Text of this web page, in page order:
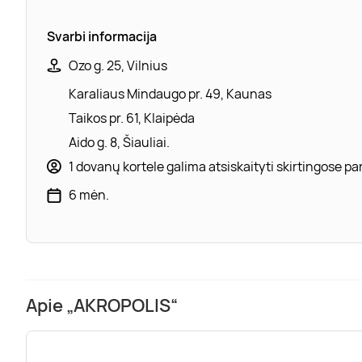
Svarbi informacija
Ozo g. 25, Vilnius
Karaliaus Mindaugo pr. 49, Kaunas
Taikos pr. 61, Klaipėda
Aido g. 8, Šiauliai.
1 dovanų kortele galima atsiskaityti skirtingose
6 mėn.
Apie „AKROPOLIS“